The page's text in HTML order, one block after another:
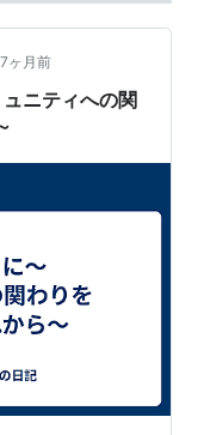
7ヶ月前
ニティへの関